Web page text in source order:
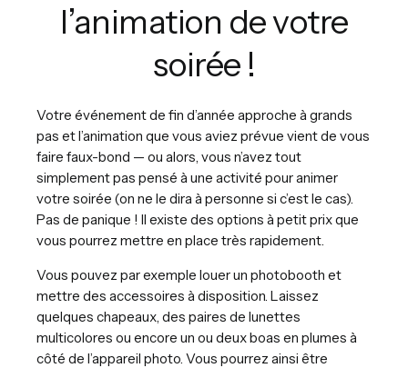
l’animation de votre
soirée !
Votre événement de fin d’année approche à grands
pas et l’animation que vous aviez prévue vient de vous
faire faux-bond — ou alors, vous n’avez tout
simplement pas pensé à une activité pour animer
votre soirée (on ne le dira à personne si c’est le cas).
Pas de panique ! Il existe des options à petit prix que
vous pourrez mettre en place très rapidement.
Vous pouvez par exemple louer un photobooth et
mettre des accessoires à disposition. Laissez
quelques chapeaux, des paires de lunettes
multicolores ou encore un ou deux boas en plumes à
côté de l’appareil photo. Vous pourrez ainsi être